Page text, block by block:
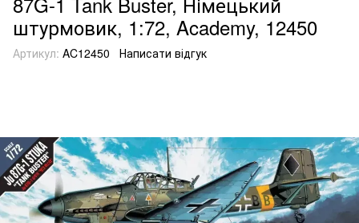
штурмовик, 1:72, Academy, 12450
Артикул: AC12450 Написати відгук